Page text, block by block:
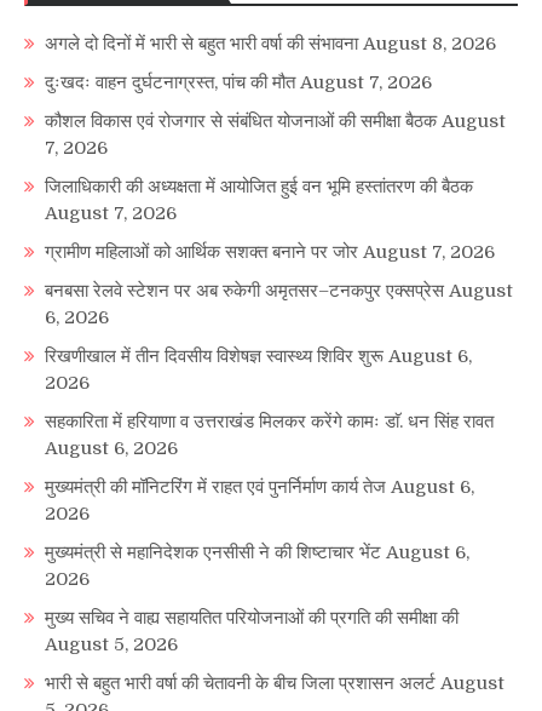
अगले दो दिनों में भारी से बहुत भारी वर्षा की संभावना August 8, 2026
दुःखदः वाहन दुर्घटनाग्रस्त, पांच की मौत August 7, 2026
कौशल विकास एवं रोजगार से संबंधित योजनाओं की समीक्षा बैठक August
7, 2026
जिलाधिकारी की अध्यक्षता में आयोजित हुई वन भूमि हस्तांतरण की बैठक
August 7, 2026
ग्रामीण महिलाओं को आर्थिक सशक्त बनाने पर जोर August 7, 2026
बनबसा रेलवे स्टेशन पर अब रुकेगी अमृतसर–टनकपुर एक्सप्रेस August
6, 2026
रिखणीखाल में तीन दिवसीय विशेषज्ञ स्वास्थ्य शिविर शुरू August 6,
2026
सहकारिता में हरियाणा व उत्तराखंड मिलकर करेंगे कामः डाॅ. धन सिंह रावत
August 6, 2026
मुख्यमंत्री की मॉनिटरिंग में राहत एवं पुनर्निर्माण कार्य तेज August 6,
2026
मुख्यमंत्री से महानिदेशक एनसीसी ने की शिष्टाचार भेंट August 6,
2026
मुख्य सचिव ने वाह्य सहायतित परियोजनाओं की प्रगति की समीक्षा की
August 5, 2026
भारी से बहुत भारी वर्षा की चेतावनी के बीच जिला प्रशासन अलर्ट August